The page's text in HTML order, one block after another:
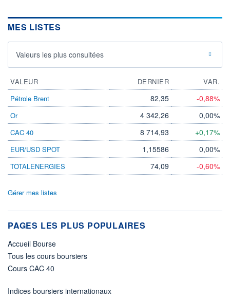
MES LISTES
Valeurs les plus consultées
VALEUR DERNIER
VAR.
Pétrole Brent
82,35 -0,88%
Or 4 342,26 0,00%
CAC 40 8 714,93 +0,17%
EUR/USD SPOT 1,15586 0,00%
TOTALENERGIES 74,09 -0,60%
Gérer mes listes
PAGES LES PLUS POPULAIRES
Accueil Bourse
Tous les cours boursiers
Cours CAC 40
Indices boursiers internationaux